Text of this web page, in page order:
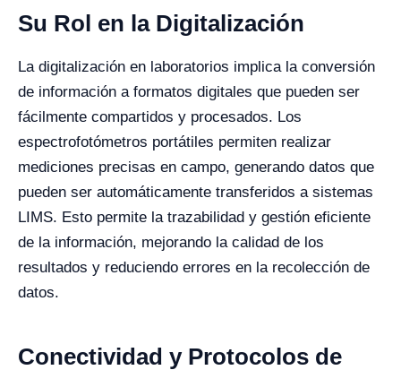
Su Rol en la Digitalización
La digitalización en laboratorios implica la conversión
de información a formatos digitales que pueden ser
fácilmente compartidos y procesados. Los
espectrofotómetros portátiles permiten realizar
mediciones precisas en campo, generando datos que
pueden ser automáticamente transferidos a sistemas
LIMS. Esto permite la trazabilidad y gestión eficiente
de la información, mejorando la calidad de los
resultados y reduciendo errores en la recolección de
datos.
Conectividad y Protocolos de